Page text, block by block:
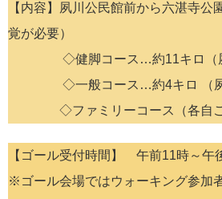
【内容】夙川公民館前から六湛寺公
覚が必要）
◇健脚コース…約11キロ（夙
◇一般コース…約4キロ （夙川
◇ファミリーコース（各自ご
【ゴール受付時間】 午前11時～午
※ゴール会場ではウォーキング参加